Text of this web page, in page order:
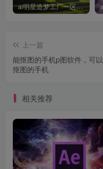
ai明星造梦工厂一区，明星造梦工厂ai图片
上一篇
能抠图的手机p图软件，可以
抠图的手机
相关推荐